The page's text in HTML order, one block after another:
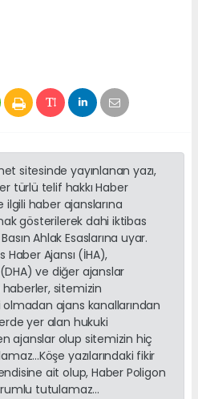
sitesinde yayınlanan yazı,
türlü telif hakkı Haber
haber ajanslarına
gösterilerek dahi iktibas
Ahlak Esaslarına uyar.
Haber Ajansı (İHA),
ve diğer ajanslar
sitemizin
ajans kanallarından
yer alan hukuki
ajanslar olup sitemizin hiç
yazılarındaki fikir
ait olup, Haber Poligon
tutulamaz...